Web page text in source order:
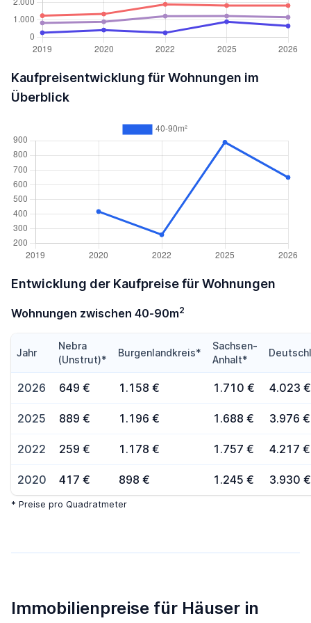
Kaufpreisentwicklung für Wohnungen im
Überblick
Entwicklung der Kaufpreise für Wohnungen
Wohnungen zwischen 40-90m2
Jahr
Nebra
(Unstrut)*
Burgenlandkreis*
Sachsen-
Anhalt*
2026 649 € 1.158 € 1.710 € 4.023 €
2025 889 € 1.196 € 1.688 € 3.976 €
2022 259 € 1.178 € 1.757 € 4.217 €
2020 417 € 898 € 1.245 € 3.930 €
* Preise pro Quadratmeter
Immobilienpreise für Häuser in